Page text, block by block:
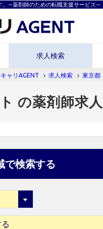
。―薬剤師のための転職支援サービス―
求人検索
ャリAGENT 求人検索 東京都
の薬剤師求人
で検索する